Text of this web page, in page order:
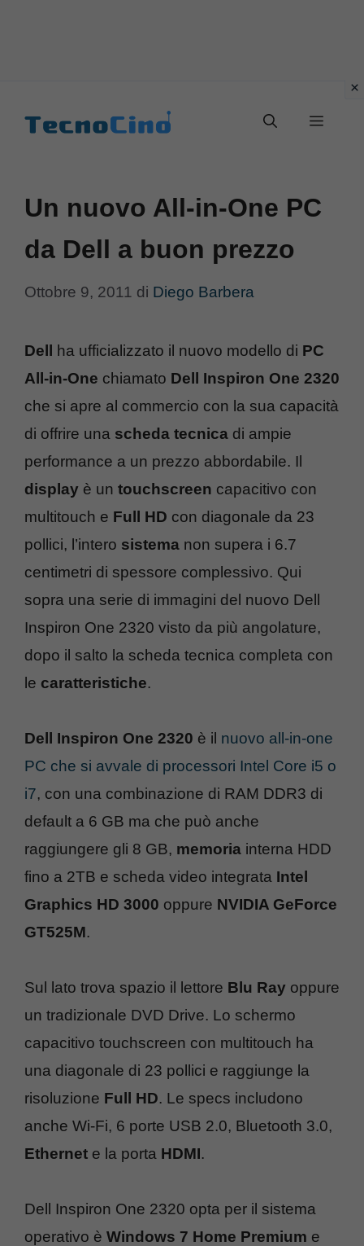
Menu
Un nuovo All-in-One PC
da Dell a buon prezzo
Ottobre 9, 2011 di Diego Barbera
Dell ha ufficializzato il nuovo modello di PC
All-in-One chiamato Dell Inspiron One 2320
che si apre al commercio con la sua capacità
di offrire una scheda tecnica di ampie
performance a un prezzo abbordabile. Il
display è un touchscreen capacitivo con
multitouch e Full HD con diagonale da 23
pollici, l’intero sistema non supera i 6.7
centimetri di spessore complessivo. Qui
sopra una serie di immagini del nuovo Dell
Inspiron One 2320 visto da più angolature,
dopo il salto la scheda tecnica completa con
le caratteristiche.
Dell Inspiron One 2320 è il nuovo all-in-one
PC che si avvale di processori Intel Core i5 o
i7, con una combinazione di RAM DDR3 di
default a 6 GB ma che può anche
raggiungere gli 8 GB, memoria interna HDD
fino a 2TB e scheda video integrata Intel
Graphics HD 3000 oppure NVIDIA GeForce
GT525M.
Sul lato trova spazio il lettore Blu Ray oppure
un tradizionale DVD Drive. Lo schermo
capacitivo touchscreen con multitouch ha
una diagonale di 23 pollici e raggiunge la
risoluzione Full HD. Le specs includono
anche Wi-Fi, 6 porte USB 2.0, Bluetooth 3.0,
Ethernet e la porta HDMI.
Dell Inspiron One 2320 opta per il sistema
operativo è Windows 7 Home Premium e